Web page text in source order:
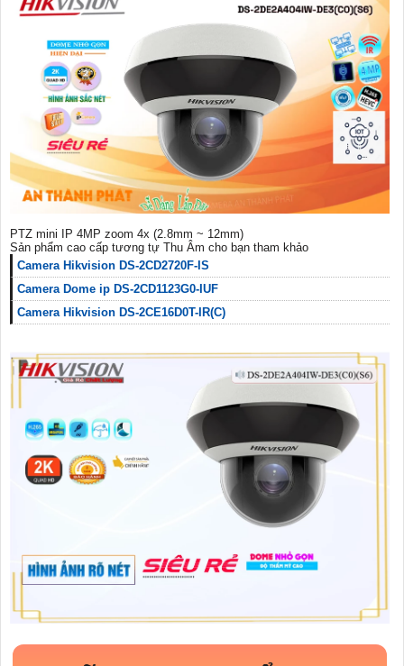
PTZ mini IP 4MP zoom 4x (2.8mm ~ 12mm)
Sản phẩm cao cấp tương tự Thu Âm cho bạn tham khảo
Camera Hikvision DS-2CD2720F-IS
Camera Dome ip DS-2CD1123G0-IUF
Camera Hikvision DS-2CE16D0T-IR(C)